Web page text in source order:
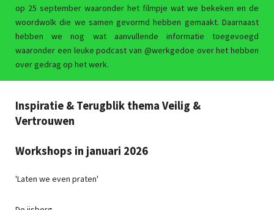
op 25 september waaronder het filmpje wat we bekeken en de
woordwolk die we samen gevormd hebben gemaakt. Daarnaast
hebben we nog wat aanvullende informatie toegevoegd
waaronder een leuke podcast van @werkgedoe over het hebben
over gedrag op het werk.
Inspiratie & Terugblik thema Veilig &
Vertrouwen
Workshops in januari 2026
'Laten we even praten'